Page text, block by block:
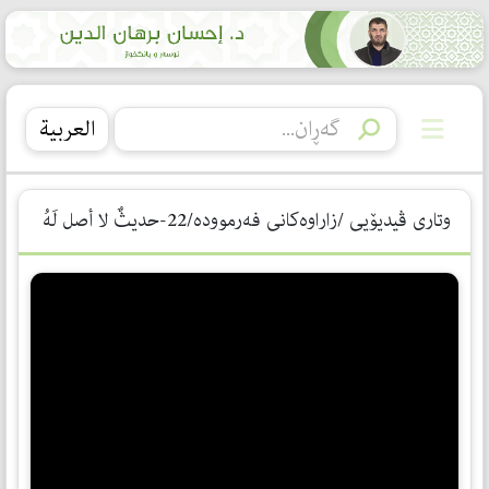
العربیة
وتاری ڤیدیۆیی /زاراوەكانی فەرموودە/22-حديثٌ لا أصل لَهُ